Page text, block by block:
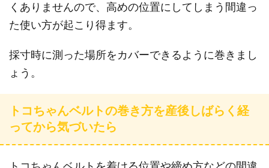
くありませんので、高めの位置にしてしまう間違っ
た使い方が起こり得ます。
採寸時に測った場所をカバーできるように巻きまし
ょう。
トコちゃんベルトの巻き方を産後しばらく経
ってから気づいたら